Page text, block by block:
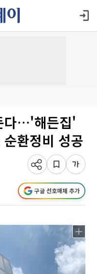
다…'해든집'
환정비 성공
구글 선호매체 추가